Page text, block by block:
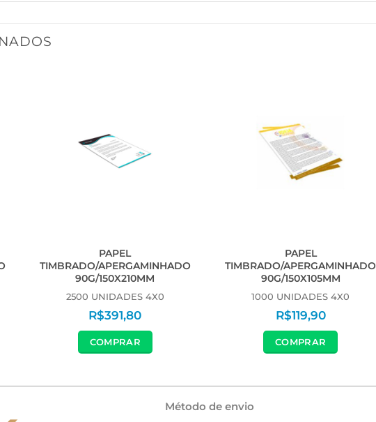
PAPEL
TIMBRADO/APERGAMINHADO
90G/150X210MM
2500 UNIDADES 4X0
R$391,80
COMPRAR
PAPEL
TIMBRADO/APERGAMINHADO
90G/150X105MM
1000 UNIDADES 4X0
R$119,90
COMPRAR
Método de envio